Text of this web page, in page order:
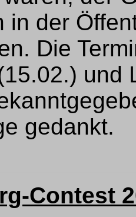
in der
Die
und
gedankt.
Contest